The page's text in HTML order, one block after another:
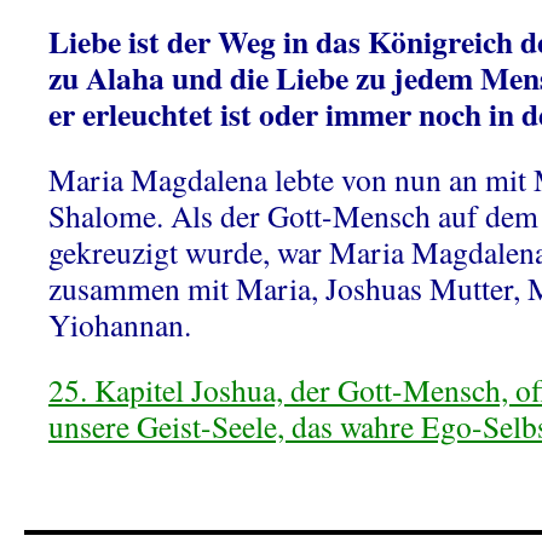
Liebe ist der Weg in das Königreich
zu Alaha und die Liebe zu jedem
er erleuchtet ist oder immer noch in
Maria Magdalena lebte von nun an
Shalome. Als der Gott-Mensch auf
gekreuzigt wurde, war Maria
zusammen mit Maria, Joshuas Mutter,
Yiohannan.
25. Kapitel Joshua, der Gott-Mensch,
unsere Geist-Seele, das wahre Ego-